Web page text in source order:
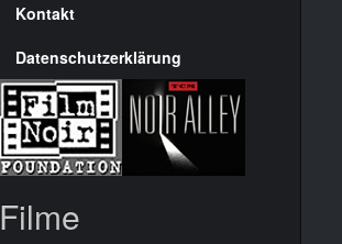
Kontakt
Datenschutzerklärung
Filme